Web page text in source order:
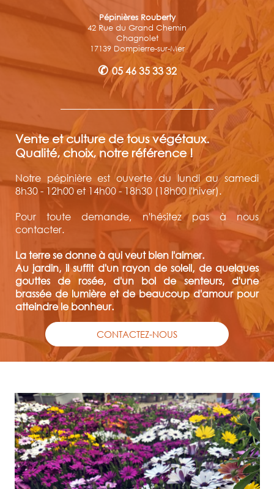
Pépinières Rouberty
42 Rue du Grand Chemin
Chagnolet
17139 Dompierre-sur-Mer
✆05 46 35 33 32
Vente et culture de tous végétaux.
Qualité, choix, notre référence !
Notre pépinière est ouverte du lundi au samedi
8h30 - 12h00 et 14h00 - 18h30 (18h00 l'hiver).
Pour toute demande, n'hésitez pas à nous
contacter.
La terre se donne à qui veut bien l'aimer.
Au jardin, il suffit d'un rayon de soleil, de quelques
gouttes de rosée, d'un bol de senteurs, d'une
brassée de lumière et de beaucoup d'amour pour
atteindre le bonheur.
CONTACTEZ-NOUS